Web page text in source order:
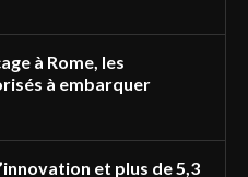
à Rome, les
à embarquer
et plus de 5,3